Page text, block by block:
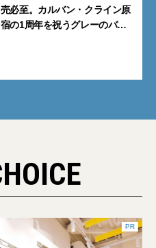
売必至。カルバン・クライン原
宿の1周年を祝うグレーのバ